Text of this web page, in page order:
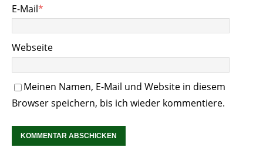
E-Mail*
Webseite
Meinen Namen, E-Mail und Website in diesem
Browser speichern, bis ich wieder kommentiere.